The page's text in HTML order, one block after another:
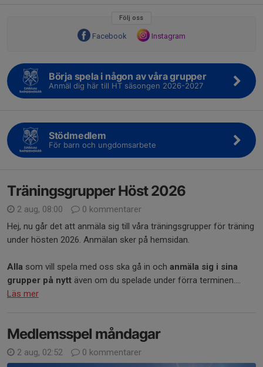
Följ oss
Facebook Instagram
Börja spela i någon av våra grupper
Anmäl dig här till HT säsongen 2026-2027
Stödmedlem
För barn och ungdomsarbete
Träningsgrupper Höst 2026
2 aug, 08:00
0 kommentarer
Hej, nu går det att anmäla sig till våra träningsgrupper för träning
under hösten 2026. Anmälan sker på hemsidan.
Alla som vill spela med oss ska gå in och anmäla sig i sina
grupper på nytt även om du spelade under förra terminen....
Läs mer
Medlemsspel måndagar
2 aug, 02:52 0 kommentarer